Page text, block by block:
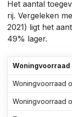
Het aantal
rij. Vergeleken
2021) ligt het
49% lager.
Woningvoorraad
Woningvoorraad